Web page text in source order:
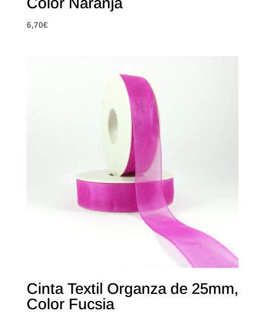
6,70€
Cinta Textil Organza de 25mm,
Color Fucsia